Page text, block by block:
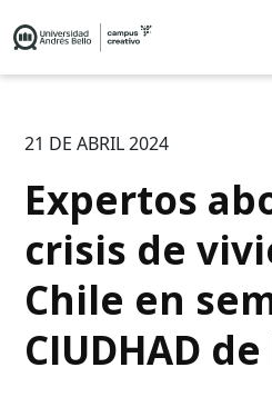
21 DE ABRIL 2024
Expertos
crisis de
Chile en
CIUDHAD